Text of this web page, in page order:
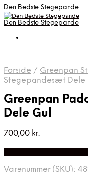
Den Bedste Stegepande
Den Bedste Stegepande
Forside / Greenpan
Stegepandesæt Dele
Greenpan
Dele Gul
700,00 kr.
Varenummer (SKU):